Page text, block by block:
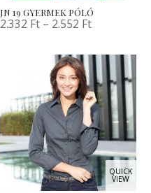
JN 19 GYERMEK PÓLÓ
2.332 Ft – 2.552 Ft
QUICK
VIEW